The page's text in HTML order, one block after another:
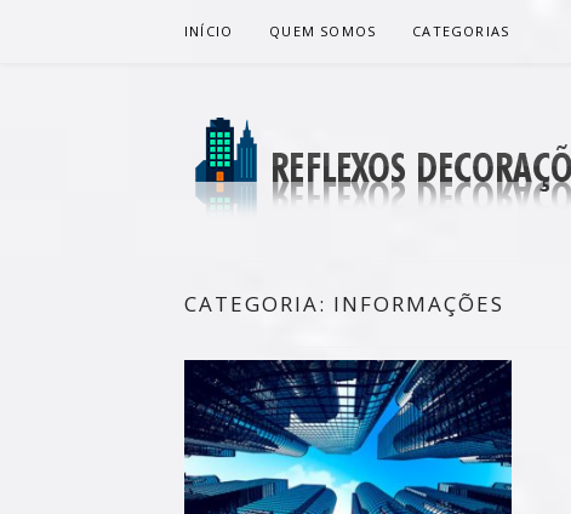
INÍCIO QUEM SOMOS CATEGORIAS
CATEGORIA: INFORMAÇÕES